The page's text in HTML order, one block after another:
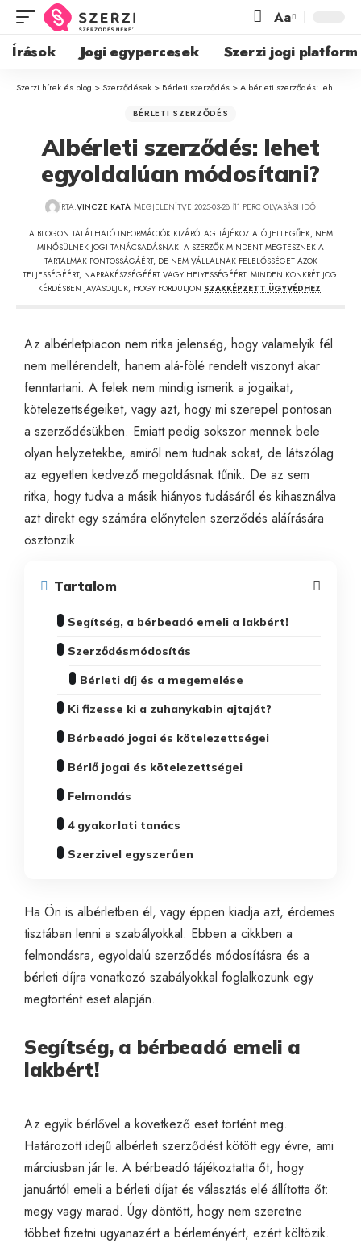
Aa
Írások Jogi egypercesek Szerzi jogi platform
Szerzi hírek és blog > Szerződések > Bérleti szerződés >Albérleti szerződés: lehet egyoldalúan módosítani?
BÉRLETI SZERZŐDÉS
Albérleti szerződés: lehet
egyoldalúan módosítani?
ÍRTA:VINCZE KATA MEGJELENÍTVE 2025-03-28 11 PERC OLVASÁSI IDŐ
A BLOGON TALÁLHATÓ INFORMÁCIÓK KIZÁRÓLAG TÁJÉKOZTATÓ JELLEGŰEK, NEM
MINŐSÜLNEK JOGI TANÁCSADÁSNAK. A SZERZŐK MINDENT MEGTESZNEK A
TARTALMAK PONTOSSÁGÁÉRT, DE NEM VÁLLALNAK FELELŐSSÉGET AZOK
TELJESSÉGÉÉRT, NAPRAKÉSZSÉGÉÉRT VAGY HELYESSÉGÉÉRT. MINDEN KONKRÉT JOGI
KÉRDÉSBEN JAVASOLJUK, HOGY FORDULJON SZAKKÉPZETT ÜGYVÉDHEZ.
Az albérletpiacon nem ritka jelenség, hogy valamelyik fél
nem mellérendelt, hanem alá-fölé rendelt viszonyt akar
fenntartani. A felek nem mindig ismerik a jogaikat,
kötelezettségeiket, vagy azt, hogy mi szerepel pontosan
a szerződésükben. Emiatt pedig sokszor mennek bele
olyan helyzetekbe, amiről nem tudnak sokat, de látszólag
az egyetlen kedvező megoldásnak tűnik. De az sem
ritka, hogy tudva a másik hiányos tudásáról és kihasználva
azt direkt egy számára előnytelen szerződés aláírására
ösztönzik.
Tartalom
Segítség, a bérbeadó emeli a lakbért!
Szerződésmódosítás
Bérleti díj és a megemelése
Ki fizesse ki a zuhanykabin ajtaját?
Bérbeadó jogai és kötelezettségei
Bérlő jogai és kötelezettségei
Felmondás
4 gyakorlati tanács
Szerzivel egyszerűen
Ha Ön is albérletben él, vagy éppen kiadja azt, érdemes
tisztában lenni a szabályokkal. Ebben a cikkben a
felmondásra, egyoldalú szerződés módosításra és a
bérleti díjra vonatkozó szabályokkal foglalkozunk egy
megtörtént eset alapján.
Segítség, a bérbeadó emeli a
lakbért!
Az egyik bérlővel a következő eset történt meg.
Határozott idejű albérleti szerződést kötött egy évre, ami
márciusban jár le. A bérbeadó tájékoztatta őt, hogy
januártól emeli a bérleti díjat és választás elé állította őt:
megy vagy marad. Úgy döntött, hogy nem szeretne
többet fizetni ugyanazért a bérleményért, ezért költözik.